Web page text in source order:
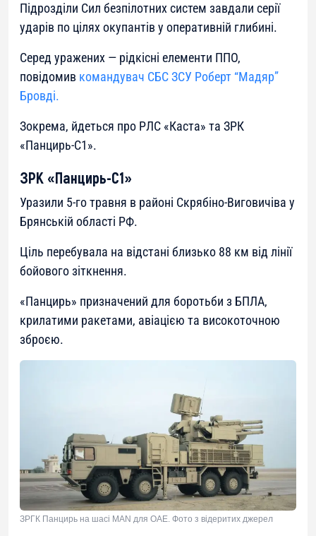
Підрозділи Сил безпілотних систем завдали серії
ударів по цілях окупантів у оперативній глибині.
Серед уражених — рідкісні елементи ППО,
повідомив командувач СБС ЗСУ Роберт “Мадяр”
Бровді.
Зокрема, йдеться про РЛС «Каста» та ЗРК
«Панцирь-С1».
ЗРК «Панцирь-С1»
Уразили 5-го травня в районі Скрябіно-Виговичіва у
Брянській області РФ.
Ціль перебувала на відстані близько 88 км від лінії
бойового зіткнення.
«Панцирь» призначений для боротьби з БПЛА,
крилатими ракетами, авіацією та високоточною
зброєю.
ЗРГК Панцирь на шасі MAN для ОАЕ. Фото з відеритих джерел